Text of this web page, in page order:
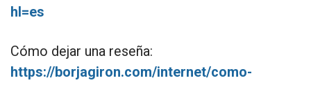
hl=es
Cómo dejar una reseña:
https://borjagiron.com/internet/como-